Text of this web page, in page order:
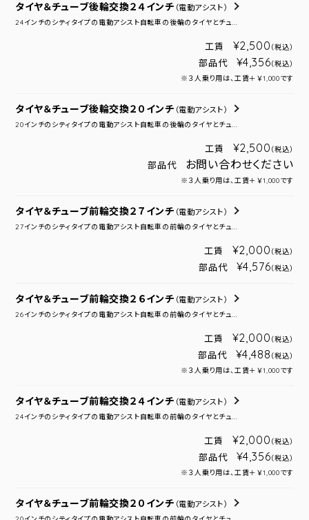
タイヤ＆チューブ後輪交換２４インチ （電動アシスト）
24インチのシティタイプの電動アシスト自転車の後輪のタイヤとチュ...
工賃 ¥2,500 （税込）
部品代 ¥4,356（税込）
※３人乗り用は、工賃＋￥1,000です
タイヤ＆チューブ後輪交換２０インチ （電動アシスト）
20インチのシティタイプの電動アシスト自転車の後輪のタイヤとチュ...
工賃 ¥2,500 （税込）
部品代 お問い合わせください
※３人乗り用は、工賃＋￥1,000です
タイヤ＆チューブ前輪交換２７インチ （電動アシスト）
27インチのシティタイプの電動アシスト自転車の前輪のタイヤとチュ...
工賃 ¥2,000 （税込）
部品代 ¥4,576（税込）
タイヤ＆チューブ前輪交換２６インチ （電動アシスト）
26インチのシティタイプの電動アシスト自転車の前輪のタイヤとチュ...
工賃 ¥2,000 （税込）
部品代 ¥4,488 （税込）
※３人乗り用は、工賃＋￥1,000です
タイヤ＆チューブ前輪交換２４インチ （電動アシスト）
24インチのシティタイプの電動アシスト自転車の前輪のタイヤとチュ...
工賃 ¥2,000 （税込）
部品代 ¥4,356（税込）
※３人乗り用は、工賃＋￥1,000です
タイヤ＆チューブ前輪交換２０インチ （電動アシスト）